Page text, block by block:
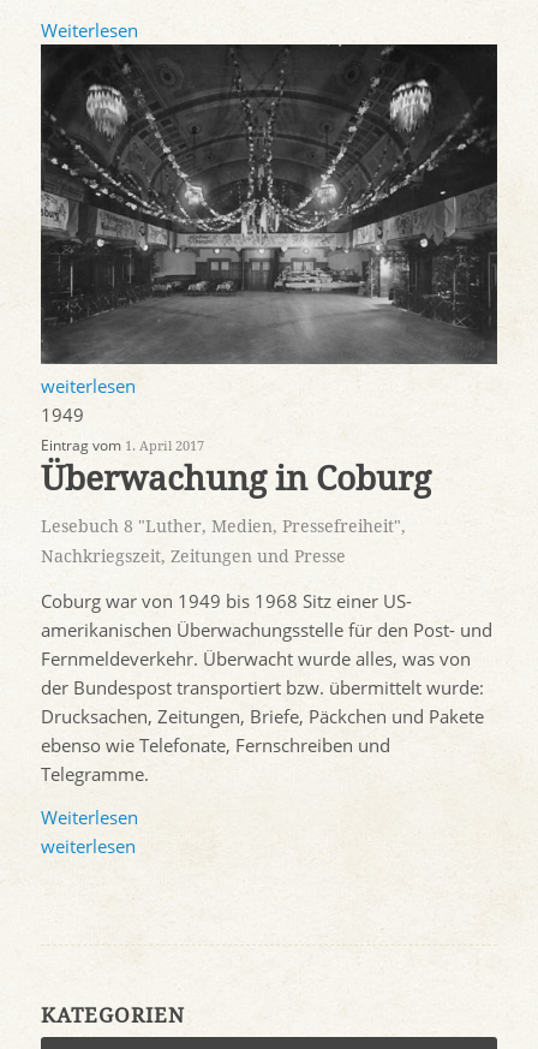
Weiterlesen
weiterlesen
1949
Eintrag vom 1. April 2017
Überwachung in Coburg
Lesebuch 8 "Luther, Medien, Pressefreiheit",
Nachkriegszeit, Zeitungen und Presse
Coburg war von 1949 bis 1968 Sitz einer US-
amerikanischen Überwachungsstelle für den Post- und
Fernmeldeverkehr. Überwacht wurde alles, was von
der Bundespost transportiert bzw. übermittelt wurde:
Drucksachen, Zeitungen, Briefe, Päckchen und Pakete
ebenso wie Telefonate, Fernschreiben und
Telegramme.
Weiterlesen
weiterlesen
KATEGORIEN